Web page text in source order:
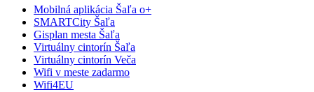
Mobilná aplikácia Šaľa o+
SMARTCity Šaľa
Gisplan mesta Šaľa
Virtuálny cintorín Šaľa
Virtuálny cintorín Veča
Wifi v meste zadarmo
Wifi4EU